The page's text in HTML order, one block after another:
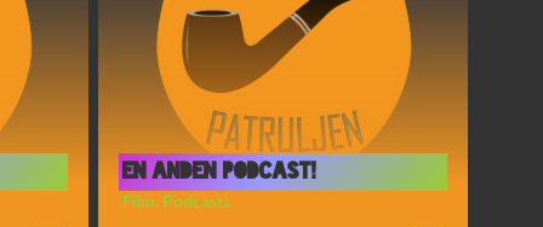
En anden podcast!
Film, Podcasts